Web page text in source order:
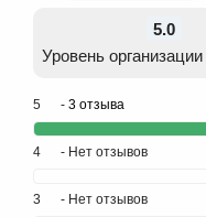
5.0
Уровень организации
5 - 3 отзыва
4 - Нет отзывов
3 - Нет отзывов